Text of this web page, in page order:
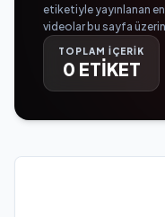
etiketiyle yayınlanan
videolar bu sayfa
TOPLAM İÇERİK
0 ETİKET